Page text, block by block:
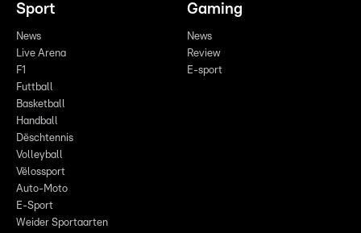
Sport
News
Live Arena
F1
Futtball
Basketball
Handball
Dëschtennis
Volleyball
Vëlossport
Auto-Moto
E-Sport
Weider Sportaarten
Gaming
News
Review
E-sport